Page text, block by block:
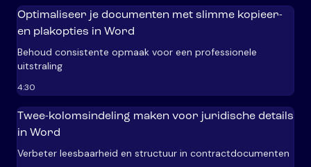
Optimaliseer je documenten met slimme kopieer-
en plakopties in Word
Behoud consistente opmaak voor een professionele
uitstraling
4:30
Twee-kolomsindeling maken voor juridische details
in Word
Verbeter leesbaarheid en structuur in contractdocumenten